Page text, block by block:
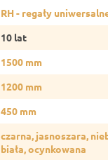
RH - regały
10 lat
1500 mm
1200 mm
450 mm
czarna, jasnoszara,
biała, ocynkowana